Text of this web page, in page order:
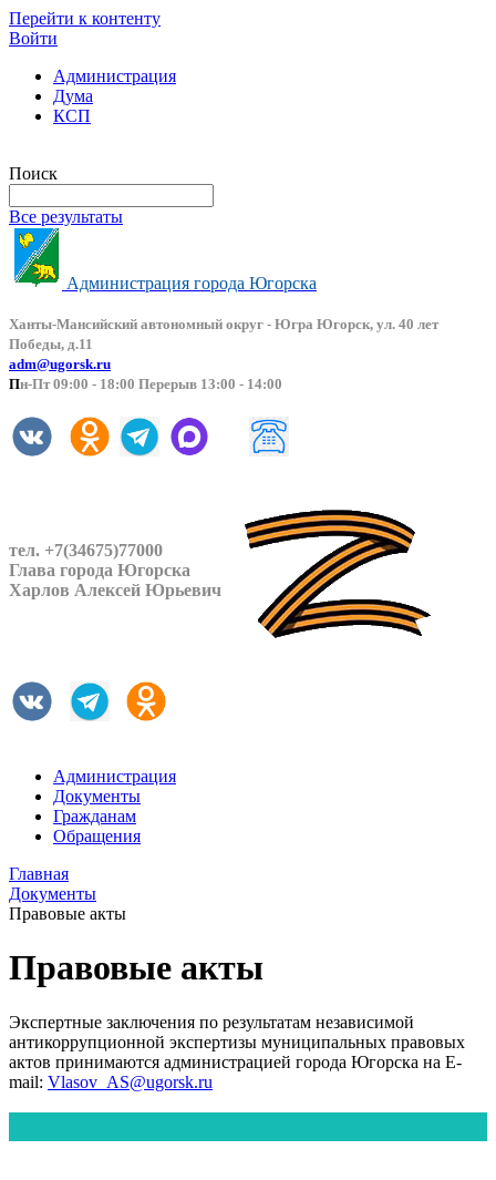
Перейти к контенту
Войти
Администрация
Дума
КСП
Поиск
Все результаты
Администрация города Югорска
Ханты-Мансийский автономный округ - Югра Югорск, ул. 40 лет
Победы, д.11
adm@ugorsk.ru
Пн-Пт 09:00 - 18:00 Перерыв 13:00 - 14:00
тел. +7(34675)77000
Глава города Югорска
Харлов Алексей Юрьевич
Администрация
Документы
Гражданам
Обращения
Главная
Документы
Правовые акты
Правовые акты
Экспертные заключения по результатам независимой
антикоррупционной экспертизы муниципальных правовых
актов принимаются администрацией города Югорска на E-
mail: Vlasov_AS@ugorsk.ru